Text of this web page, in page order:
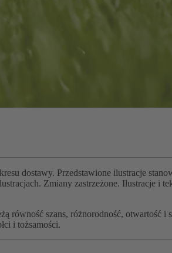
dostawy. Przedstawione ilustracje
Zmiany zastrzeżone. Ilustracje i
równość szans, różnorodność, otwartość i
i tożsamości.